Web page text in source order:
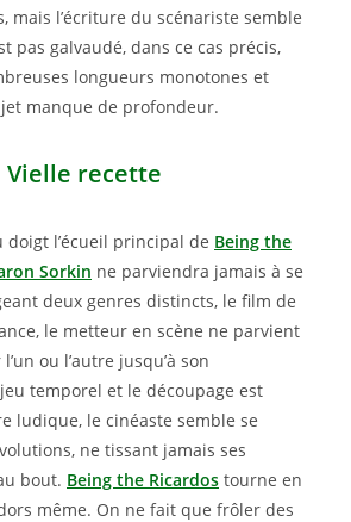
mais l’écriture du scénariste semble
pas galvaudé, dans ce cas précis,
longueurs monotones et
manque de profondeur.
Vielle recette
doigt l’écueil principal de Being the
Sorkin ne parviendra jamais à se
deux genres distincts, le film de
le metteur en scène ne parvient
ou l’autre jusqu’à son
temporel et le découpage est
ludique, le cinéaste semble se
ne tissant jamais ses
bout. Being the Ricardos tourne en
même. On ne fait que frôler des